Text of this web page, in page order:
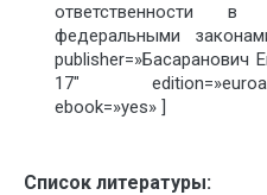
ответственности в
федеральными
publisher=»Басаранович
17″
ebook=»yes» ]
Список литературы: